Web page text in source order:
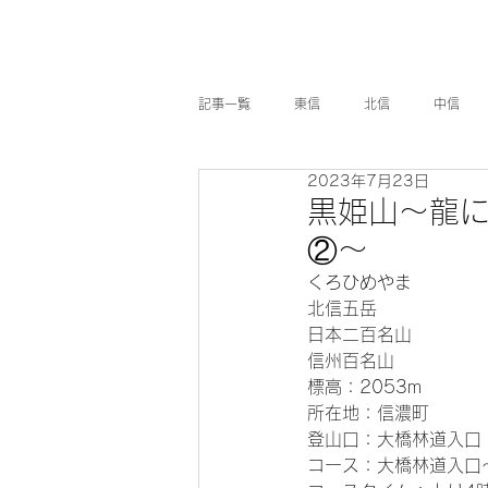
記事一覧 東信 北信 中信
岐阜県 東京都
黒姫山～龍
②～
2023年7月23日
くろひめやま
北信五岳
日本二百名山
信州百名山
標高：2053m
所在地：信濃町
登山口：大橋林道入口
コース：大橋林道入